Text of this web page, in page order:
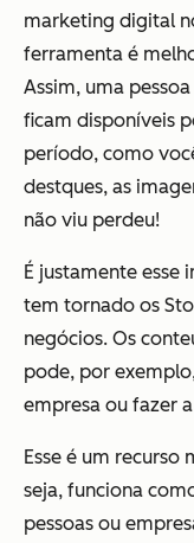
marketing digital
ferramenta é
Assim, uma
ficam disponíveis
período, como
destques, as
não viu perdeu!
É justamente esse
tem tornado os
negócios. Os
pode, por
empresa ou fazer
Esse é um
seja, funciona
pessoas ou